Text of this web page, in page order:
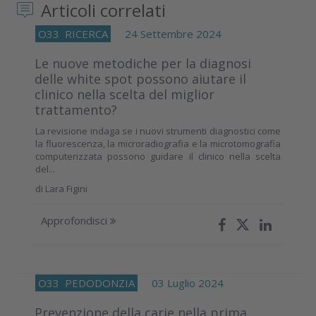
Articoli correlati
O33 RICERCA 24 Settembre 2024
Le nuove metodiche per la diagnosi
delle white spot possono aiutare il
clinico nella scelta del miglior
trattamento?
La revisione indaga se i nuovi strumenti diagnostici come
la fluorescenza, la microradiografia e la microtomografia
computerizzata possono guidare il clinico nella scelta
del...
di Lara Figini
Approfondisci
O33 PEDODONZIA 03 Luglio 2024
Prevenzione della carie nella prima